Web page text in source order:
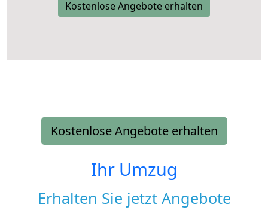
Kostenlose Angebote erhalten
Kostenlose Angebote erhalten
Ihr Umzug
Erhalten Sie jetzt Angebote